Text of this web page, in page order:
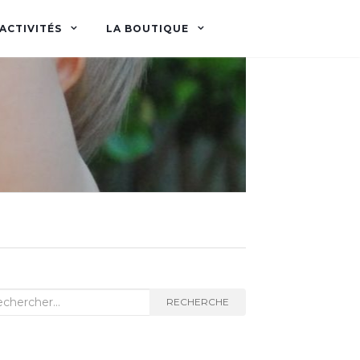
ACTIVITÉS LA BOUTIQUE
RECHERCHE